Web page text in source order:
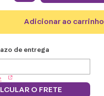
adicionar ao carrinho
O FRETE